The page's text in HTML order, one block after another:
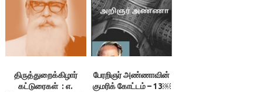
திருத்துறைக்கிழார்
கட்டுரைகள் : எ.
பேரறிஞர் அண்ணாவின்
குமரிக் கோட்டம் – 13￼